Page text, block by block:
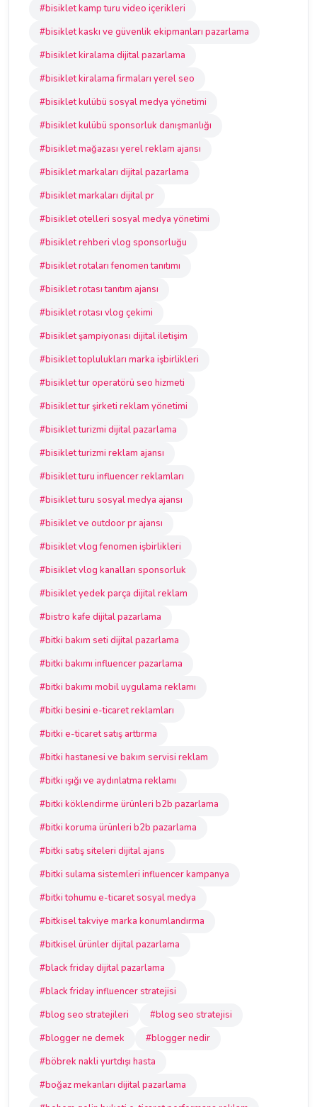
#bisiklet kamp turu video içerikleri
#bisiklet kaskı ve güvenlik ekipmanları pazarlama
#bisiklet kiralama dijital pazarlama
#bisiklet kiralama firmaları yerel seo
#bisiklet kulübü sosyal medya yönetimi
#bisiklet kulübü sponsorluk danışmanlığı
#bisiklet mağazası yerel reklam ajansı
#bisiklet markaları dijital pazarlama
#bisiklet markaları dijital pr
#bisiklet otelleri sosyal medya yönetimi
#bisiklet rehberi vlog sponsorluğu
#bisiklet rotaları fenomen tanıtımı
#bisiklet rotası tanıtım ajansı
#bisiklet rotası vlog çekimi
#bisiklet şampiyonası dijital iletişim
#bisiklet toplulukları marka işbirlikleri
#bisiklet tur operatörü seo hizmeti
#bisiklet tur şirketi reklam yönetimi
#bisiklet turizmi dijital pazarlama
#bisiklet turizmi reklam ajansı
#bisiklet turu influencer reklamları
#bisiklet turu sosyal medya ajansı
#bisiklet ve outdoor pr ajansı
#bisiklet vlog fenomen işbirlikleri
#bisiklet vlog kanalları sponsorluk
#bisiklet yedek parça dijital reklam
#bistro kafe dijital pazarlama
#bitki bakım seti dijital pazarlama
#bitki bakımı influencer pazarlama
#bitki bakımı mobil uygulama reklamı
#bitki besini e-ticaret reklamları
#bitki e-ticaret satış arttırma
#bitki hastanesi ve bakım servisi reklam
#bitki ışığı ve aydınlatma reklamı
#bitki köklendirme ürünleri b2b pazarlama
#bitki koruma ürünleri b2b pazarlama
#bitki satış siteleri dijital ajans
#bitki sulama sistemleri influencer kampanya
#bitki tohumu e-ticaret sosyal medya
#bitkisel takviye marka konumlandırma
#bitkisel ürünler dijital pazarlama
#black friday dijital pazarlama
#black friday influencer stratejisi
#blog seo stratejileri
#blog seo stratejisi
#blogger ne demek
#blogger nedir
#böbrek nakli yurtdışı hasta
#boğaz mekanları dijital pazarlama